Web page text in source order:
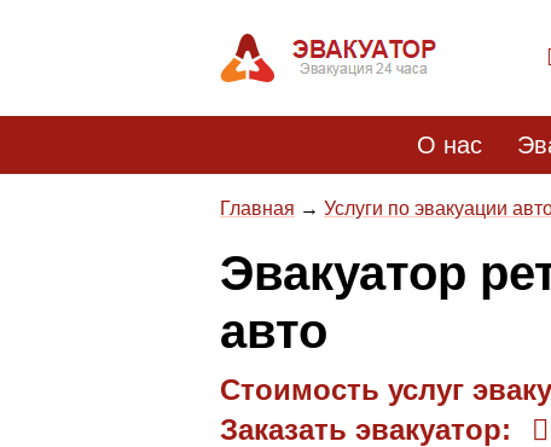
О нас
Главная Услуги по эвакуации
Эвакуатор
авто
Стоимость услуг
Заказать эвакуатор: